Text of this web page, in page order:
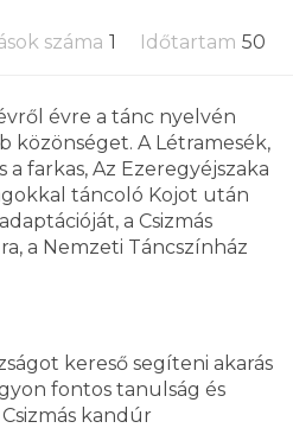
száma 1 Időtartam 50
évre a tánc nyelvén
közönséget. A Létramesék,
a farkas, Az Ezeregyéjszaka
táncoló Kojot után
a Csizmás
a Nemzeti Táncszínház
kereső segíteni akarás
fontos tanulság és
kandúr